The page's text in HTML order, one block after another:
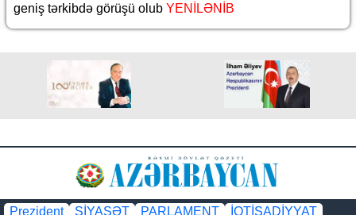
geniş tərkibdə görüşü olub YENİLƏNİB
Prezident SİYASƏT PARLAMENT İQTİSADİYYAT